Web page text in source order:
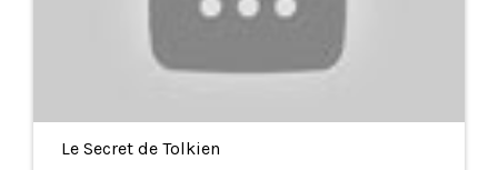
Le Secret de Tolkien